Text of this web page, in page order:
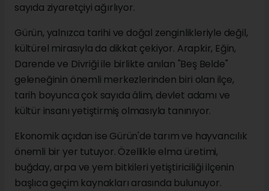
sayıda ziyaretçiyi ağırlıyor.
Gürün, yalnızca tarihi ve doğal zenginlikleriyle değil,
kültürel mirasıyla da dikkat çekiyor. Arapkir, Eğin,
Darende ve Divriği ile birlikte anılan "Beş Belde"
geleneğinin önemli merkezlerinden biri olan ilçe,
tarih boyunca çok sayıda âlim, devlet adamı ve
kültür insanı yetiştirmiş olmasıyla tanınıyor.
Ekonomik açıdan ise Gürün'de tarım ve hayvancılık
önemli bir yer tutuyor. Özellikle elma üretimi,
buğday, arpa ve yem bitkileri yetiştiriciliği ilçenin
başlıca geçim kaynakları arasında bulunuyor.